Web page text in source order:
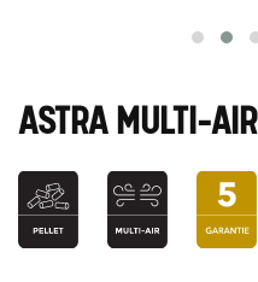
ASTRA MULTI-AIR